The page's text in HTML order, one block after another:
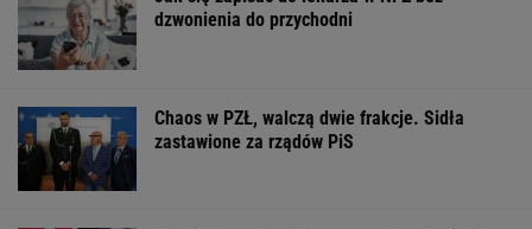
dzwonienia do przychodni
Chaos w PZŁ, walczą dwie frakcje. Sidła
zastawione za rządów PiS